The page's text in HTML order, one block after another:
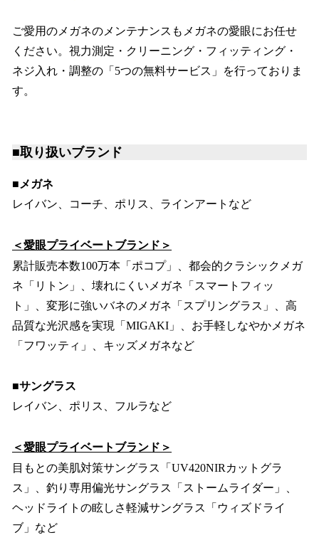
ご愛用のメガネのメンテナンスもメガネの愛眼にお任せ
ください。視力測定・クリーニング・フィッティング・
ネジ入れ・調整の「5つの無料サービス」を行っておりま
す。
■取り扱いブランド
■メガネ
レイバン、コーチ、ポリス、ラインアートなど
＜愛眼プライベートブランド＞
累計販売本数100万本「ポコプ」、都会的クラシックメガ
ネ「リトン」、壊れにくいメガネ「スマートフィッ
ト」、変形に強いバネのメガネ「スプリングラス」、高
品質な光沢感を実現「MIGAKI」、お手軽しなやかメガネ
「フワッティ」、キッズメガネなど
■サングラス
レイバン、ポリス、フルラなど
＜愛眼プライベートブランド＞
目もとの美肌対策サングラス「UV420NIRカットグラ
ス」、釣り専用偏光サングラス「ストームライダー」、
ヘッドライトの眩しさ軽減サングラス「ウィズドライ
ブ」など